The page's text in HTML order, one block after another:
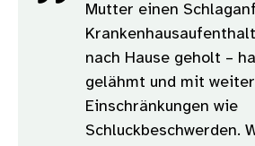
Mutter einen
nach Hause geholt –
gelähmt und mit
Einschränkungen wie
Schluckbeschwerden.